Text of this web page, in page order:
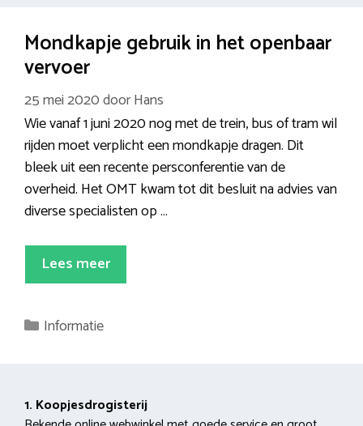
Mondkapje gebruik in het openbaar
vervoer
25 mei 2020doorHans
Wie vanaf 1 juni 2020 nog met de trein, bus of tram wil
rijden moet verplicht een mondkapje dragen. Dit
bleek uit een recente persconferentie van de
overheid. Het OMT kwam tot dit besluit na advies van
diverse specialisten op …
Lees meer
Categorieën
Informatie
1. Koopjesdrogisterij